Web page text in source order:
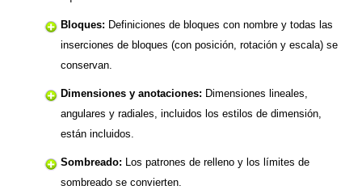
Bloques: Definiciones de bloques con nombre y todas las
inserciones de bloques (con posición, rotación y escala) se
conservan.
Dimensiones y anotaciones: Dimensiones lineales,
angulares y radiales, incluidos los estilos de dimensión,
están incluidos.
Sombreado: Los patrones de relleno y los límites de
sombreado se convierten.